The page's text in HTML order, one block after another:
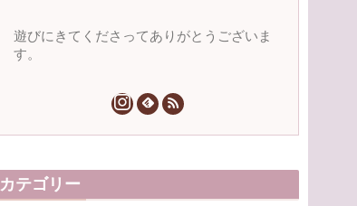
遊びにきてくださってありがとうございま
す。
カテゴリー